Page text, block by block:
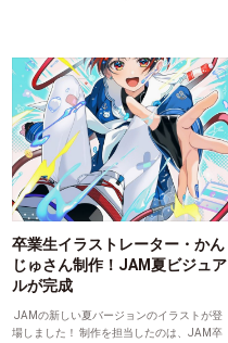
卒業生イラストレーター・かん
じゅさん制作！JAM夏ビジュア
ルが完成
JAMの新しい夏バージョンのイラストが登
場しました！ 制作を担当したのは、JAM卒